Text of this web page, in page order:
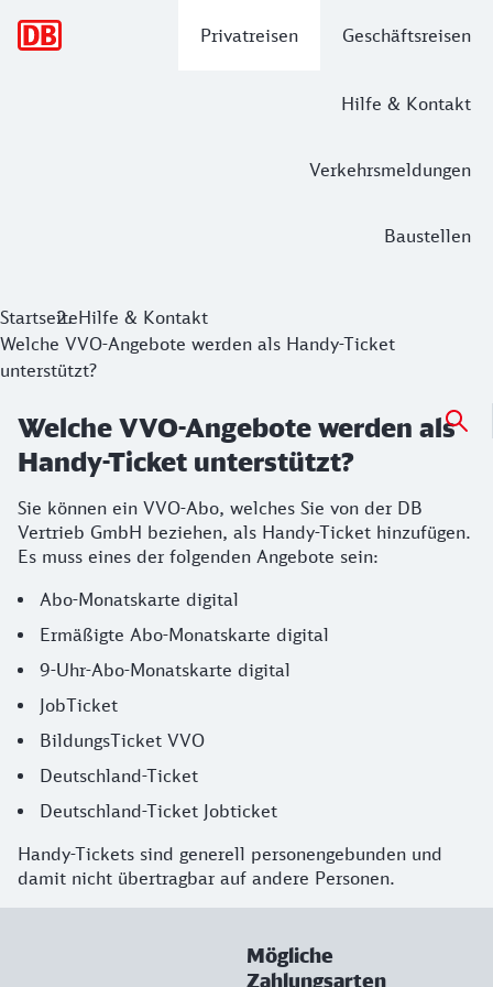
Privatreisen Geschäftsreisen
Hilfe & Kontakt
Verkehrsmeldungen
Baustellen
StartseiteHilfe & Kontakt
Welche VVO-Angebote werden als Handy-Ticket
unterstützt?
Welche VVO-Angebote werden als
Handy-Ticket unterstützt?
Sie können ein VVO-Abo, welches Sie von der DB
Vertrieb GmbH beziehen, als Handy-Ticket hinzufügen.
Es muss eines der folgenden Angebote sein:
Abo-Monatskarte digital
Ermäßigte Abo-Monatskarte digital
9-Uhr-Abo-Monatskarte digital
JobTicket
BildungsTicket VVO
Deutschland-Ticket
​​​​​​​Deutschland-Ticket Jobticket
Handy-Tickets sind generell personengebunden und
damit nicht übertragbar auf andere Personen.
Mögliche
Zahlungsarten